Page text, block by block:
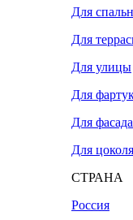
Для
Для
Для улицы
Для
Для фасада
Для цоколя
СТРАНА
Россия